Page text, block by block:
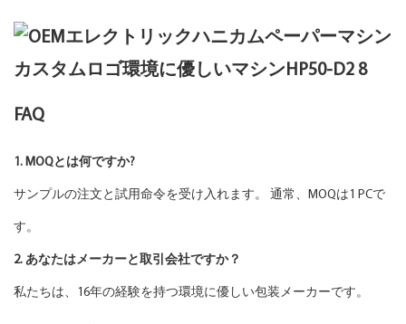
FAQ
1. MOQとは何ですか?
サンプルの注文と試用命令を受け入れます。 通常、MOQは1 PCで
す。
2. あなたはメーカーと取引会社ですか？
私たちは、16年の経験を持つ環境に優しい包装メーカーです。